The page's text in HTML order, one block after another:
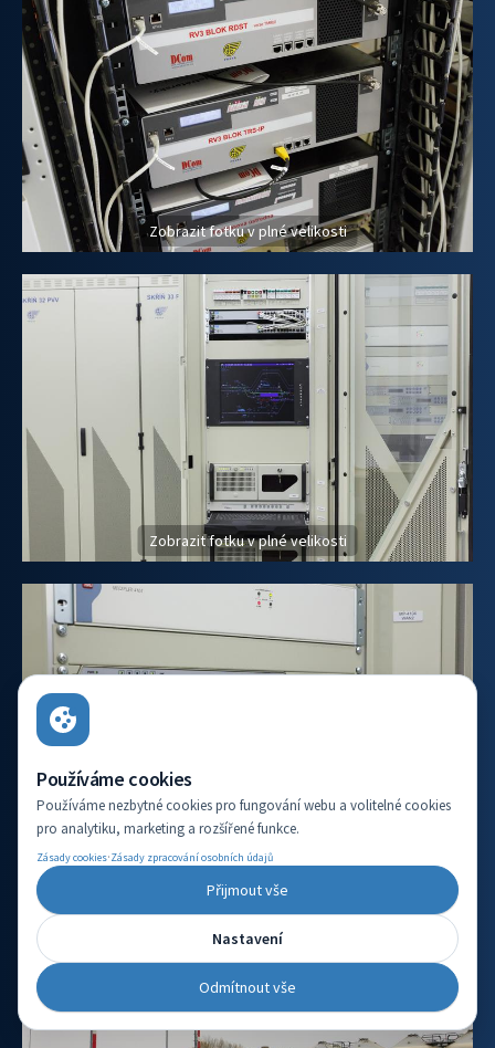
Používáme cookies
Používáme nezbytné cookies pro fungování webu a volitelné cookies
pro analytiku, marketing a rozšířené funkce.
Zásady cookies·Zásady zpracování osobních údajů
Přijmout vše
Nastavení
Odmítnout vše
Zobrazit fotku v plné velikosti
Zobrazit fotku v plné velikosti
Zobrazit fotku v plné velikosti